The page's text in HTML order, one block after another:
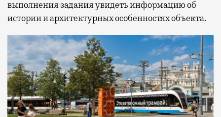
выполнения задания увидеть информацию об
истории и архитектурных особенностях объекта.